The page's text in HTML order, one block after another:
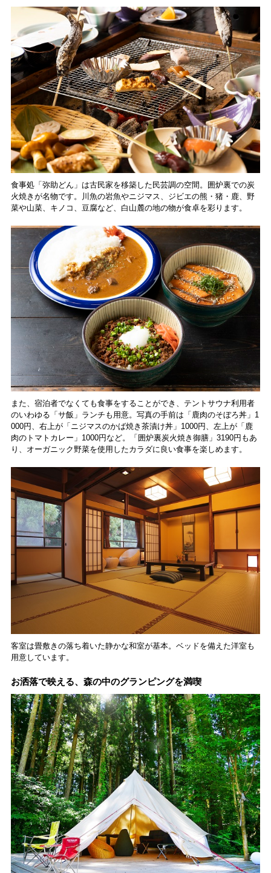
食事処「弥助どん」は古民家を移築した民芸調の空間。囲炉裏での炭
火焼きが名物です。川魚の岩魚やニジマス、ジビエの熊・猪・鹿、野
菜や山菜、キノコ、豆腐など、白山麓の地の物が食卓を彩ります。
また、宿泊者でなくても食事をすることができ、テントサウナ利用者
のいわゆる「サ飯」ランチも用意。写真の手前は「鹿肉のそぼろ丼」1
000円、右上が「ニジマスのかば焼き茶漬け丼」1000円、左上が「鹿
肉のトマトカレー」1000円など。「囲炉裏炭火焼き御膳」3190円もあ
り、オーガニック野菜を使用したカラダに良い食事を楽しめます。
客室は畳敷きの落ち着いた静かな和室が基本。ベッドを備えた洋室も
用意しています。
お洒落で映える、森の中のグランピングを満喫